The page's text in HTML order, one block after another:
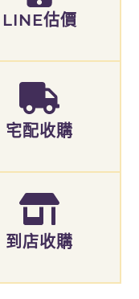
LINE估價
宅配收購
到店收購